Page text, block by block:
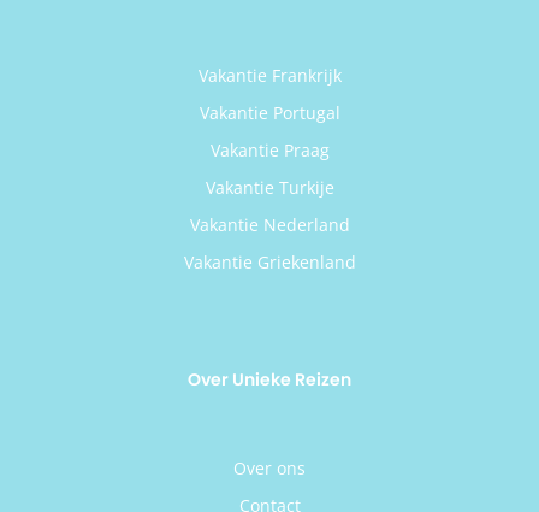
Vakantie Frankrijk
Vakantie Portugal
Vakantie Praag
Vakantie Turkije
Vakantie Nederland
Vakantie Griekenland
Over Unieke Reizen
Over ons
Contact